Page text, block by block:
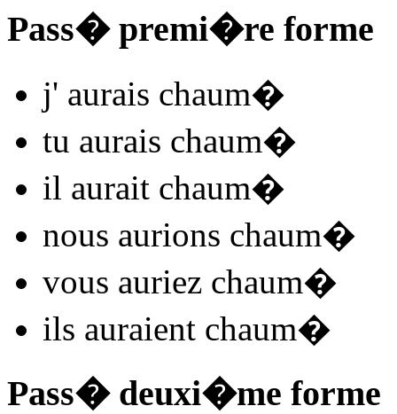
Pass� premi�re forme
j' aurais chaum�
tu aurais chaum�
il aurait chaum�
nous aurions chaum�
vous auriez chaum�
ils auraient chaum�
Pass� deuxi�me forme